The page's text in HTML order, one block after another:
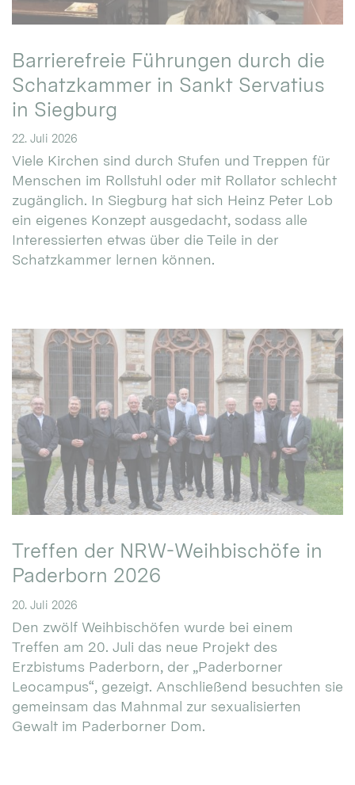
Barrierefreie Führungen durch die
Schatzkammer in Sankt Servatius
in Siegburg
22. Juli 2026
Viele Kirchen sind durch Stufen und Treppen für
Menschen im Rollstuhl oder mit Rollator schlecht
zugänglich. In Siegburg hat sich Heinz Peter Lob
ein eigenes Konzept ausgedacht, sodass alle
Interessierten etwas über die Teile in der
Schatzkammer lernen können.
Treffen der NRW-Weihbischöfe in
Paderborn 2026
20. Juli 2026
Den zwölf Weihbischöfen wurde bei einem
Treffen am 20. Juli das neue Projekt des
Erzbistums Paderborn, der „Paderborner
Leocampus“, gezeigt. Anschließend besuchten sie
gemeinsam das Mahnmal zur sexualisierten
Gewalt im Paderborner Dom.